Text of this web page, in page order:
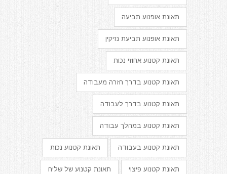
תאונת אופנוע תביעה
תאונת אופנוע תביעת נזיקין
תאונת קטנוע אחוזי נכות
תאונת קטנוע בדרך חזרה מעבודה
תאונת קטנוע בדרך לעבודה
תאונת קטנוע במהלך עבודה
תאונת קטנוע בעבודה תאונת קטנוע נכות
תאונת קטנוע פיצוי תאונת קטנוע של שליח